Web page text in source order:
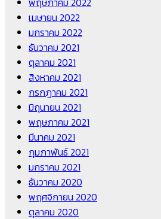
เมษายน 2022
มกราคม 2022
ธันวาคม 2021
ตุลาคม 2021
สิงหาคม 2021
กรกฎาคม 2021
มิถุนายน 2021
พฤษภาคม 2021
มีนาคม 2021
กุมภาพันธ์ 2021
มกราคม 2021
ธันวาคม 2020
พฤศจิกายน 2020
ตุลาคม 2020